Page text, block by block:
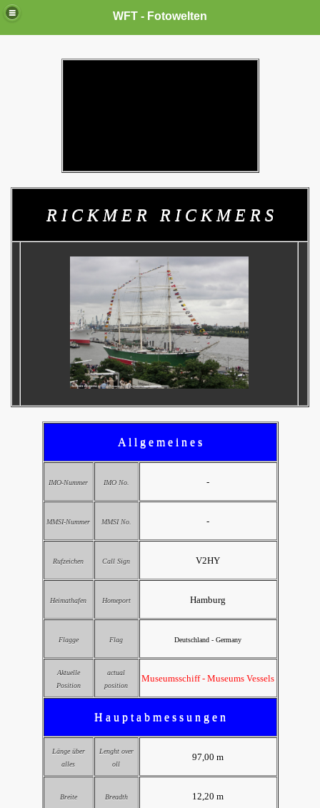
WFT - Fotowelten
R I C K M E R R I C K M E R S
A l l g e m e i n e s
IMO-Nummer IMO No. -
MMSI-Nummer MMSI No. -
Rufzeichen Call Sign V2HY
Heimathafen Homeport Hamburg
Flagge Flag Deutschland - Germany
Aktuelle
Position
actual
position
Museumsschiff - Museums Vessels
H a u p t a b m e s s u n g e n
Länge über
alles
Lenght over
oll
97,00 m
Breite Breadth 12,20 m